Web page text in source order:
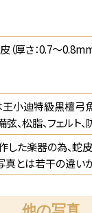
厚さ：0.7〜
小迪特級黒檀弓魚
弦、松脂、フェルト
た楽器の為、蛇
とは若干の違い